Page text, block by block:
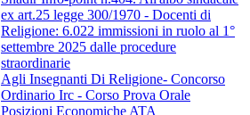
ex art.25 legge 300/1970 - Docenti di
Religione: 6.022 immissioni in ruolo al 1°
settembre 2025 dalle procedure
straordinarie
Agli Insegnanti Di Religione- Concorso
Ordinario Irc - Corso Prova Orale
Posizioni Economiche ATA